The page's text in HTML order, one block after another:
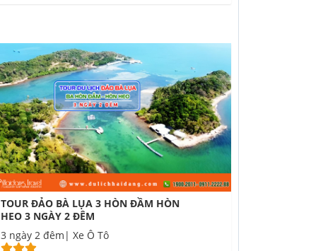
TOUR ĐẢO BÀ LỤA 3 HÒN ĐẦM HÒN
HEO 3 NGÀY 2 ĐÊM
3 ngày 2 đêm| Xe Ô Tô